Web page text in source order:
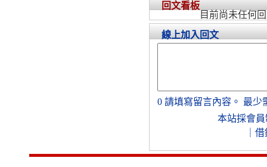
回文看板
目前尚未任何
線上加入回文
0 請填寫留言內容。 最少
本站採會員
借